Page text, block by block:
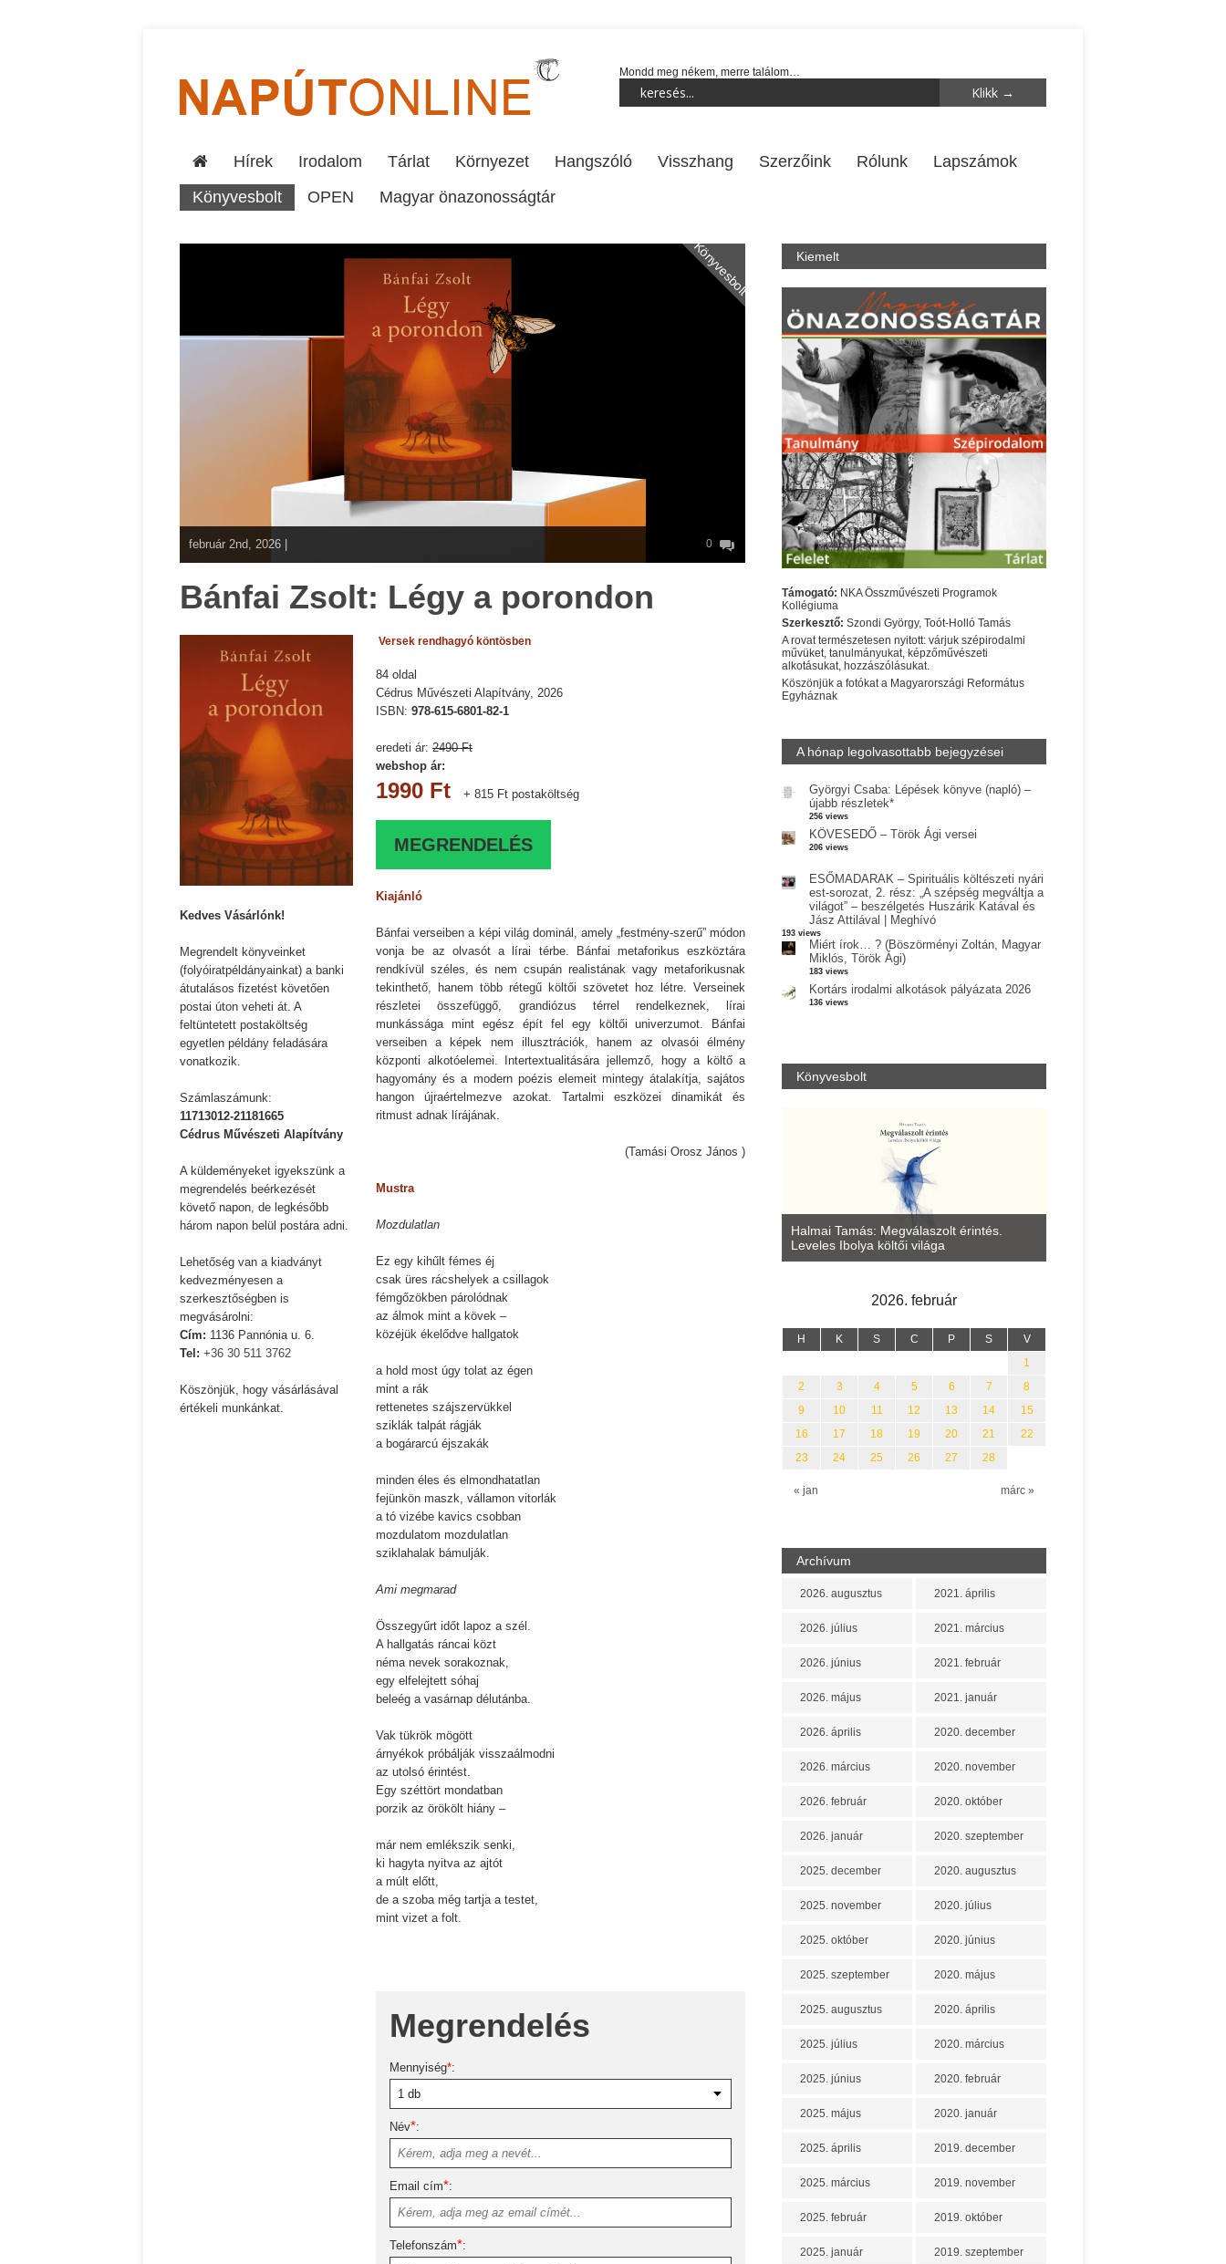
Mondd meg nékem, merre találom…
Hírek Irodalom Tárlat Környezet Hangszóló Visszhang Szerzőink Rólunk
Lapszámok
Könyvesbolt
OPEN Magyar önazonosságtár
Könyvesbolt
február 2nd, 2026 | 0
Bánfai Zsolt: Légy a porondon
Kedves Vásárlónk!
Megrendelt könyveinket
(folyóiratpéldányainkat) a banki
átutalásos fizetést követően
postai úton veheti át. A
feltüntetett postaköltség
egyetlen példány feladására
vonatkozik.
Számlaszámunk:
11713012-21181665
Cédrus Művészeti Alapítvány
A küldeményeket igyekszünk a
megrendelés beérkezését
követő napon, de legkésőbb
három napon belül postára adni.
Lehetőség van a kiadványt
kedvezményesen a
szerkesztőségben is
megvásárolni:
Cím: 1136 Pannónia u. 6.
Tel: +36 30 511 3762
Köszönjük, hogy vásárlásával
értékeli munkánkat.
Versek rendhagyó köntösben
84 oldal
Cédrus Művészeti Alapítvány, 2026
ISBN:978-615-6801-82-1
eredeti ár:2490 Ft
webshop ár:
1990 Ft + 815 Ft postaköltség
MEGRENDELÉS
Kiajánló
Bánfai verseiben a képi világ dominál, amely „festmény-szerű” módon
vonja be az olvasót a lírai térbe. Bánfai metaforikus eszköztára
rendkívül széles, és nem csupán realistának vagy metaforikusnak
tekinthető, hanem több rétegű költői szövetet hoz létre. Verseinek
részletei összefüggő, grandiózus térrel rendelkeznek, lírai
munkássága mint egész épít fel egy költői univerzumot. Bánfai
verseiben a képek nem illusztrációk, hanem az olvasói élmény
központi alkotóelemei. Intertextualitására jellemző, hogy a költő a
hagyomány és a modern poézis elemeit mintegy átalakítja, sajátos
hangon újraértelmezve azokat. Tartalmi eszközei dinamikát és
ritmust adnak lírájának.
(Tamási Orosz János )
Mustra
Mozdulatlan
Ez egy kihűlt fémes éj
csak üres rácshelyek a csillagok
fémgőzökben párolódnak
az álmok mint a kövek –
közéjük ékelődve hallgatok
a hold most úgy tolat az égen
mint a rák
rettenetes szájszervükkel
sziklák talpát rágják
a bogárarcú éjszakák
minden éles és elmondhatatlan
fejünkön maszk, vállamon vitorlák
a tó vizébe kavics csobban
mozdulatom mozdulatlan
sziklahalak bámulják.
Ami megmarad
Összegyűrt időt lapoz a szél.
A hallgatás ráncai közt
néma nevek sorakoznak,
egy elfelejtett sóhaj
beleég a vasárnap délutánba.
Vak tükrök mögött
árnyékok próbálják visszaálmodni
az utolsó érintést.
Egy széttört mondatban
porzik az örökölt hiány –
már nem emlékszik senki,
ki hagyta nyitva az ajtót
a múlt előtt,
de a szoba még tartja a testet,
mint vizet a folt.
Megrendelés
Mennyiség*:
Név*:
Email cím*:
Telefonszám*:
Kiemelt
Támogató: NKA Összművészeti Programok
Kollégiuma
Szerkesztő: Szondi György, Toót-Holló Tamás
A rovat természetesen nyitott: várjuk szépirodalmi
művüket, tanulmányukat, képzőművészeti
alkotásukat, hozzászólásukat.
Köszönjük a fotókat a Magyarországi Református
Egyháznak
A hónap legolvasottabb bejegyzései
Györgyi Csaba: Lépések könyve (napló) –
újabb részletek*
256 views
KÖVESEDŐ – Török Ági versei
206 views
ESŐMADARAK – Spirituális költészeti nyári
est-sorozat, 2. rész: „A szépség megváltja a
világot” – beszélgetés Huszárik Katával és
Jász Attilával | Meghívó
193 views
Miért írok… ? (Böszörményi Zoltán, Magyar
Miklós, Török Ági)
183 views
Kortárs irodalmi alkotások pályázata 2026
136 views
Könyvesbolt
Halmai Tamás: Megválaszolt érintés.
Leveles Ibolya költői világa
2026. február
H K S C P S V
« jan márc »
1
2
3 4 5 6 7
8
9
10 11 12 13 14
15
16
17 18 19 20 21
22
23
24 25 26 27 28
Archívum
2026. augusztus
2026. július
2026. június
2026. május
2026. április
2026. március
2026. február
2026. január
2025. december
2025. november
2025. október
2025. szeptember
2025. augusztus
2025. július
2025. június
2025. május
2025. április
2025. március
2025. február
2025. január
2021. április
2021. március
2021. február
2021. január
2020. december
2020. november
2020. október
2020. szeptember
2020. augusztus
2020. július
2020. június
2020. május
2020. április
2020. március
2020. február
2020. január
2019. december
2019. november
2019. október
2019. szeptember